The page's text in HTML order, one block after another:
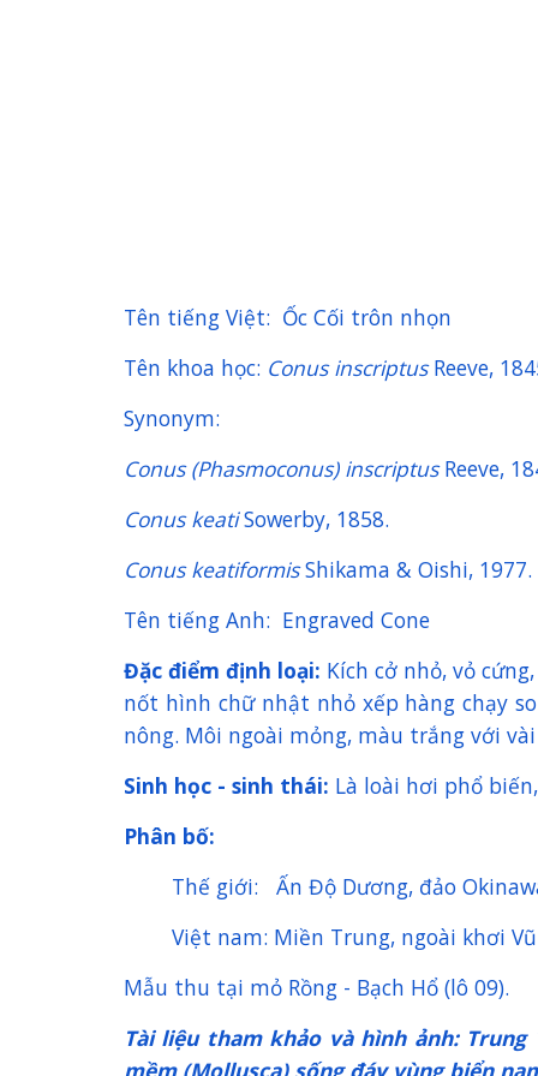
Tên tiếng Việt: Ốc Cối trôn nhọn
Tên khoa học: Conus inscriptusReeve,
Synonym:
Conus (Phasmoconus) inscriptusReeve,
Conus keatiSowerby, 1858.
Conus keatiformisShikama & Oishi, 1977.
Tên tiếng Anh: Engraved Cone
Đặc điểm định loại: Kích cở nhỏ, vỏ
nốt hình chữ nhật nhỏ xếp hàng chạy
nông. Môi ngoài mỏng, màu trắng với
Sinh học - sinh thái: Là loài hơi phổ
Phân bố:
Thế giới: Ấn Độ Dương, đảo
Việt nam: Miền Trung, ngoài khơi
Mẫu thu tại mỏ Rồng - Bạch Hổ (lô 09).
Tài liệu tham khảo và hình ảnh:
mềm (Mollusca) sống đáy vùng biển